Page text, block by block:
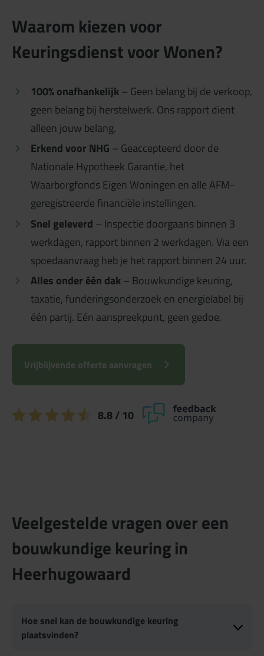
Waarom kiezen voor
Keuringsdienst voor Wonen?
100% onafhankelijk– Geen belang bij de verkoop,
geen belang bij herstelwerk. Ons rapport dient
alleen jouw belang.
Erkend voor NHG – Geaccepteerd door de
Nationale Hypotheek Garantie, het
Waarborgfonds Eigen Woningen en alle AFM-
geregistreerde financiële instellingen.
Snel geleverd – Inspectie doorgaans binnen 3
werkdagen, rapport binnen 2 werkdagen. Via een
spoedaanvraag heb je het rapport binnen 24 uur.
Alles onder één dak– Bouwkundige keuring,
taxatie, funderingsonderzoek en energielabel bij
één partij. Eén aanspreekpunt, geen gedoe.
Vrijblijvende offerte aanvragen
8.8/ 10
Veelgestelde vragen over een
bouwkundige keuring in
Heerhugowaard
Hoe snel kan de bouwkundige keuring
plaatsvinden?